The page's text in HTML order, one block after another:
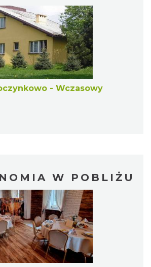
- Wczasowy
W POBLIŻU